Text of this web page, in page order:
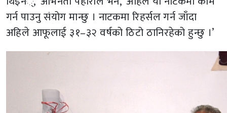
गर्न पाउनु संयोग मान्छु । नाटकमा रिहर्सल गर्न जाँदा
अहिले आफूलाई ३१–३२ वर्षको ठिटो ठानिरहेको हुन्छु ।’